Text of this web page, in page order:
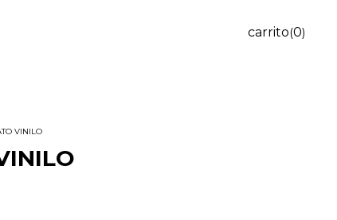
carrito(0)
VINILO